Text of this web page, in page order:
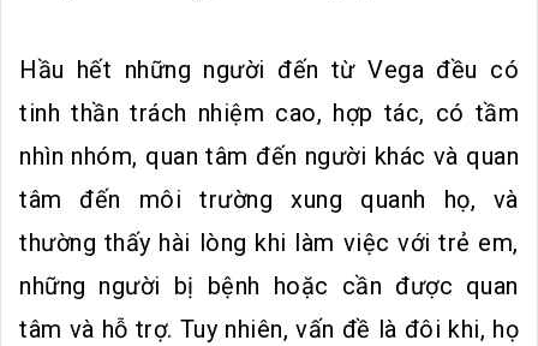
Hầu hết những người đến từ Vega đều có
tinh thần trách nhiệm cao, hợp tác, có tầm
nhìn nhóm, quan tâm đến người khác và quan
tâm đến môi trường xung quanh họ, và
thường thấy hài lòng khi làm việc với trẻ em,
những người bị bệnh hoặc cần được quan
tâm và hỗ trợ. Tuy nhiên, vấn đề là đôi khi, họ